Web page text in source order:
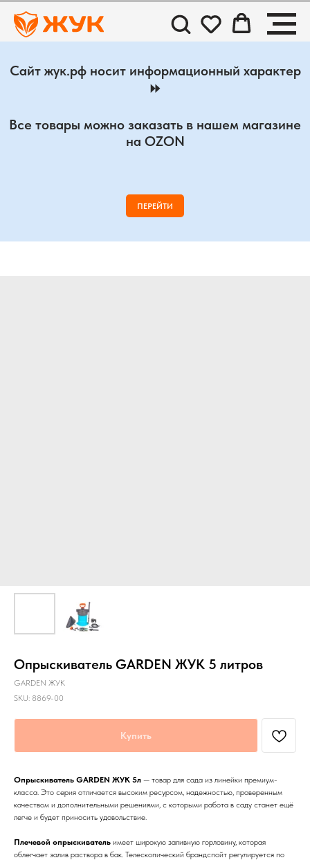
Сайт жук.рф носит информационный характер
⏩
Все товары можно заказать в нашем магазине
на OZON
ПЕРЕЙТИ
Опрыскиватель GARDEN ЖУК 5 литров
GARDEN ЖУК
SKU: 8869-00
Купить
Опрыскиватель GARDEN ЖУК 5л — товар для сада из линейки премиум-
класса. Это серия отличается высоким ресурсом, надежностью, проверенным
качеством и дополнительными решениями, с которыми работа в саду станет ещё
легче и будет приносить удовольствие.
Плечевой опрыскиватель имеет широкую заливную горловину, которая
облегчает залив раствора в бак. Телескопический брандспойт регулируется по